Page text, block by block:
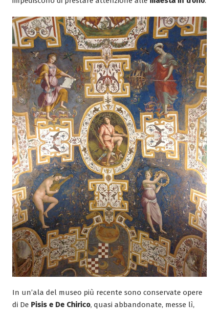
In un’ala del museo più recente sono conservate opere
di De Pisis e De Chirico, quasi abbandonate, messe lì,